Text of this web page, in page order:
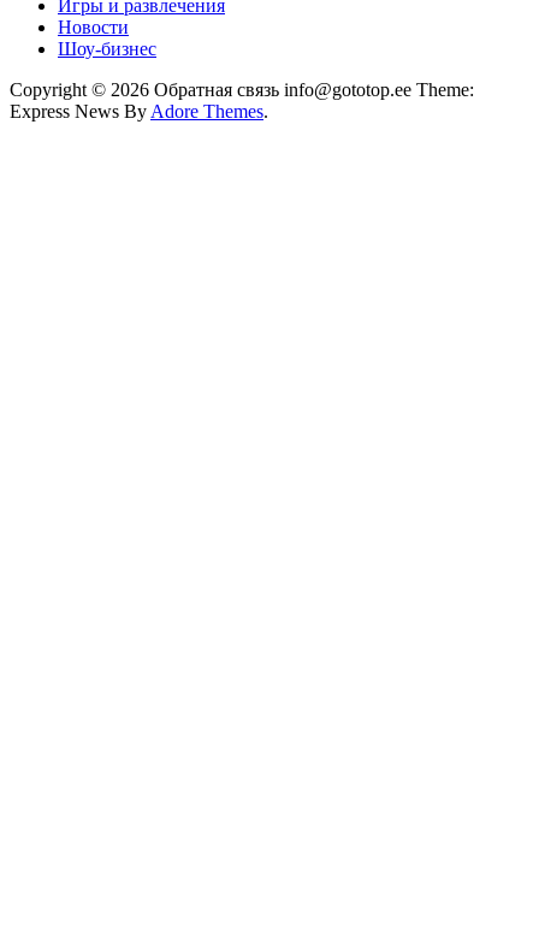
Игры и развлечения
Новости
Шоу-бизнес
Copyright © 2026 Обратная связь info@gototop.ee Theme:
Express News By Adore Themes.